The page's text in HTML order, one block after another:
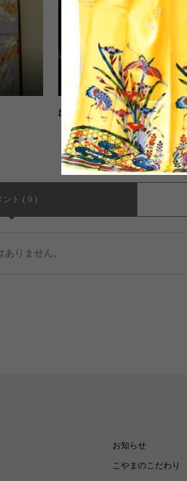
出雲絣
ント ( 0 )
りません。
お知らせ
こやまのこだわり